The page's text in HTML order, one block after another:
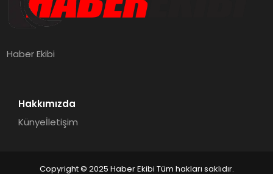
Haber Ekibi
Hakkımızda
Künyeİletişim
Copyright © 2025 Haber Ekibi Tüm hakları saklıdır.